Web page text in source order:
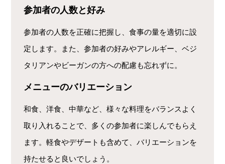
参加者の人数と好み
参加者の人数を正確に把握し、食事の量を適切に設
定します。また、参加者の好みやアレルギー、ベジ
タリアンやビーガンの方への配慮も忘れずに。
メニューのバリエーション
和食、洋食、中華など、様々な料理をバランスよく
取り入れることで、多くの参加者に楽しんでもらえ
ます。軽食やデザートも含めて、バリエーションを
持たせると良いでしょう。